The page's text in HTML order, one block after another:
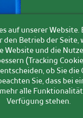
BURGBERG-GYMNASIUM ·
auf unserer Website.
den Betrieb der Seite,
Website und die
(Tracking
ob Sie die
Sie, dass bei
alle
Verfügung stehen.